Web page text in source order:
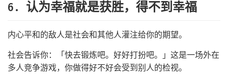
6. 认为幸福就是获胜，得不到幸福
内心平和的敌人是社会和其他人灌注给你的期望。
社会告诉你：「快去锻炼吧。好好打扮吧。」这是一场外在
多人竞争游戏，你做得好不好会受到别人的检视。